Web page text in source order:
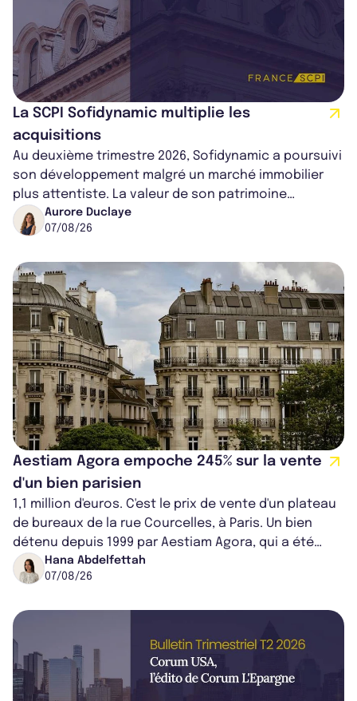
La SCPI Sofidynamic multiplie les
acquisitions
Au deuxième trimestre 2026, Sofidynamic a poursuivi
son développement malgré un marché immobilier
plus attentiste. La valeur de son patrimoine
progresse de 3,8% à périmètre constan...
Aurore Duclaye
07/08/26
Aestiam Agora empoche 245% sur la vente
d'un bien parisien
1,1 million d'euros. C'est le prix de vente d'un plateau
de bureaux de la rue Courcelles, à Paris. Un bien
détenu depuis 1999 par Aestiam Agora, qui a été
cédé avec une plus-value...
Hana Abdelfettah
07/08/26